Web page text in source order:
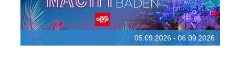
05.09.2026 - 06.09.2026